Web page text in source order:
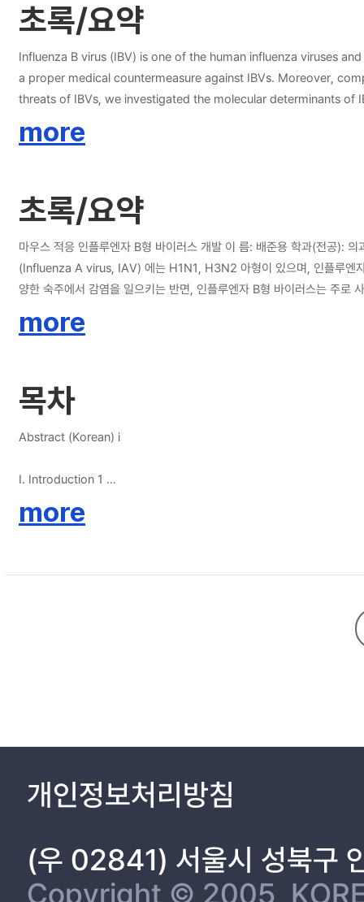
초록/요약
Influenza B virus (IBV) is one of the human influenza viruses
a proper medical countermeasure against IBVs. Moreover,
threats of IBVs, we investigated the molecular determinants
increased viral pathogenicity, we investigated the genetic
replicon assay, the effect of PA K338R was highlighted by
of IBV pathogenicity in mice via upregulating the biological
more
초록/요약
마우스 적응 인플루엔자 B형 바이러스 개발 이 름: 배준용 학과(전공): 의과학과 (의생명공학) 지도교수: 박만성 인플루엔자 바이러스는 해마다 사람에게 감염을 일으켜 호흡기 질환을 야기시킨다. 대표적으로 인플루엔자 A형 바이러스
(Influenza A virus, IAV) 에는 H1N1, H3N2 아형이 있으며, 인플루엔
양한 숙주에서 감염을 일으키는 반면, 인플루엔자 B형 바이러스는 주로
구는 많이 알려져 있다. 대표적인 예로 PB2유전자의 627번 아미노산이
러스를 이용하여 병원성을 평가해본 연구결과는 있으나, 명확한 유전
에 관여하는 병인 요인을 밝히고자 한다. 본 논문에서는 인플루엔자
바이러스를 이용하여 마우스에서 각각 적응과정을 통해 PA유전자의
유전자의 돌연변이는 잠재적으로 인플루엔자 B형 바이러스의 병원성
more
목차
Abstract (Korean) i
I. Introduction 1
II. Materials and Methods 4
4. Genetic characterization of mouse-adapted IBV strains 16
7. Effects of the PA K338R mutation on viral polymerase
more
개인정보처리방침
(우 02841) 서울시 성북구
Copyright © 2005,